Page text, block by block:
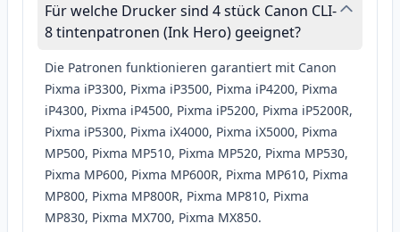
Für welche Drucker sind 4 stück Canon CLI-
8 tintenpatronen (Ink Hero) geeignet?
Die Patronen funktionieren garantiert mit Canon
Pixma iP3300, Pixma iP3500, Pixma iP4200, Pixma
iP4300, Pixma iP4500, Pixma iP5200, Pixma iP5200R,
Pixma iP5300, Pixma iX4000, Pixma iX5000, Pixma
MP500, Pixma MP510, Pixma MP520, Pixma MP530,
Pixma MP600, Pixma MP600R, Pixma MP610, Pixma
MP800, Pixma MP800R, Pixma MP810, Pixma
MP830, Pixma MX700, Pixma MX850.